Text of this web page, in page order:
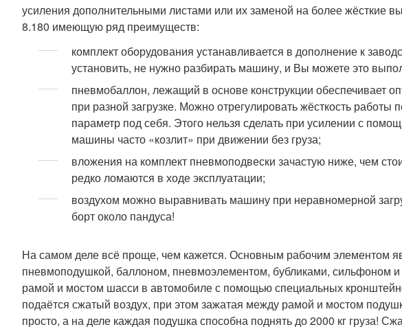
усиления дополнительными листами или их заменой на более жёсткие
8.180 имеющую ряд преимуществ:
комплект оборудования устанавливается в дополнение к
установить, не нужно разбирать машину, и Вы можете это
пневмобаллон, лежащий в основе конструкции обеспечивает
при разной загрузке. Можно отрегулировать жёсткость
параметр под себя. Этого нельзя сделать при усилении с
машины часто «козлит» при движении без груза;
вложения на комплект пневмоподвески зачастую ниже, чем
редко ломаются в ходе эксплуатации;
воздухом можно выравнивать машину при неравномерной
борт около пандуса!
На самом деле всё проще, чем кажется. Основным рабочим элементом
пневмоподушкой, баллоном, пневмоэлементом, бубликами, сильфоном
рамой и мостом шасси в автомобиле с помощью специальных
подаётся сжатый воздух, при этом зажатая между рамой и мостом
просто, а на деле каждая подушка способна поднять до 2000 кг груза!